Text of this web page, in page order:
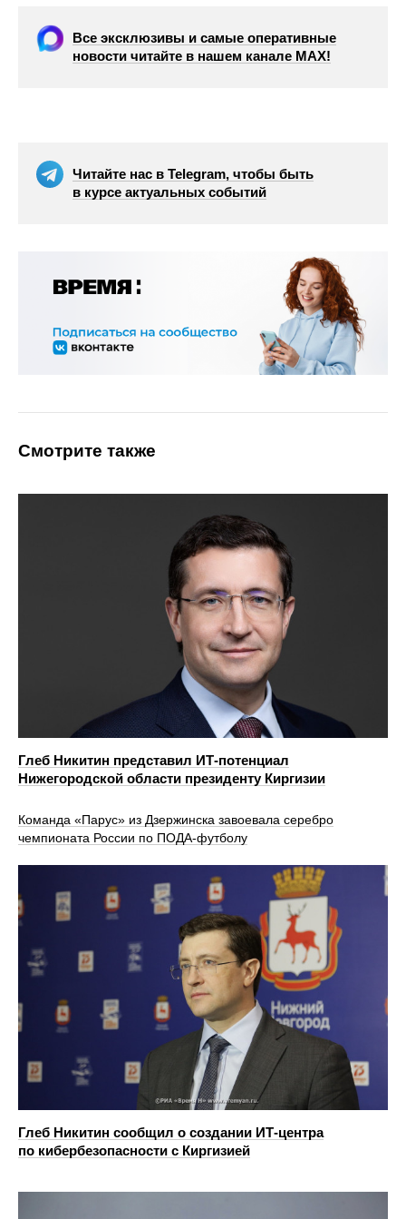
Все эксклюзивы и самые оперативные
новости читайте в нашем канале МАХ!
Читайте нас в Telegram, чтобы быть
в курсе актуальных событий
Смотрите также
Глеб Никитин представил ИТ-потенциал
Нижегородской области президенту Киргизии
Команда «Парус» из Дзержинска завоевала серебро
чемпионата России по ПОДА-футболу
Глеб Никитин сообщил о создании ИТ-центра
по кибербезопасности с Киргизией